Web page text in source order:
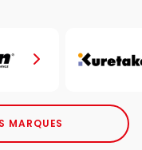
MARQUES